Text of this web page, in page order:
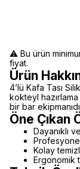
⚠️ Bu ürün
fiyat.
Ürün
4’lü Kafa Tası
kokteyl hazırlama
bir bar
Öne Çıkan
Dayanıklı
Kolay
Ergonomik